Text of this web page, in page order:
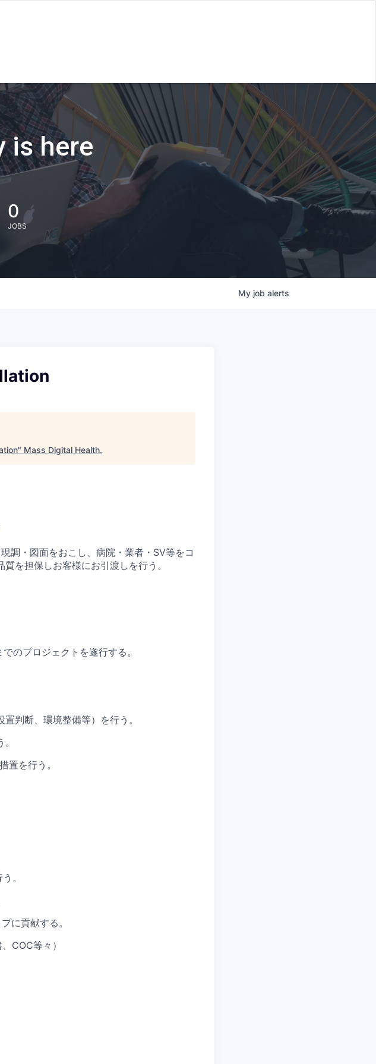
is here
0
JOBS
My job alerts
" Mass Digital Health.
調・図面をおこし、病院・業者・SV等をコ
を担保しお客様にお引渡しを行う。
のプロジェクトを遂行する。
判断、環境整備等）を行う。
置を行う。
。
に貢献する。
COC等々）